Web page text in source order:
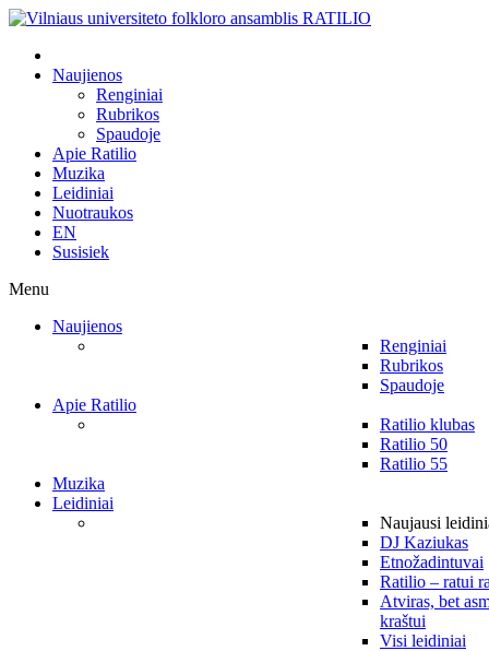
Naujienos
Renginiai
Rubrikos
Spaudoje
Apie Ratilio
Muzika
Leidiniai
Nuotraukos
EN
Susisiek
Menu
Naujienos
Renginiai
Rubrikos
Spaudoje
Apie Ratilio
Ratilio klubas
Ratilio 50
Ratilio 55
Muzika
Leidiniai
Naujausi
DJ Kaziukas
Etnožadintuvai
Ratilio – ratui
Atviras, bet
kraštui
Visi leidiniai